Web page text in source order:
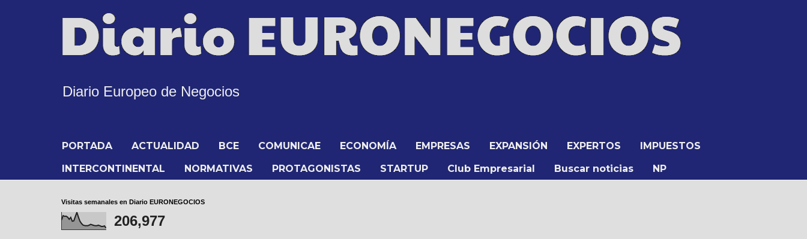
Diario Europeo de Negocios
PORTADA ACTUALIDAD BCE COMUNICAE ECONOMÍA EMPRESAS EXPANSIÓN EXPERTOS IMPUESTOS
INTERCONTINENTAL NORMATIVAS PROTAGONISTAS STARTUP Club Empresarial Buscar noticias NP
Visitas semanales en Diario EURONEGOCIOS
206,977